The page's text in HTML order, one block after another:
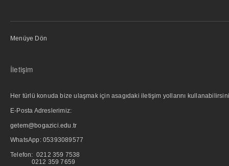
Menüye Dön
İletişim
Her türlü konuda bize ulaşmak için asagıdaki iletişim yollarını
E-Posta Adreslerimiz:
getem@bogazici.edu.tr
WhatsApp: 05393089577
Telefon: 0212 359 7538
0212 359 7659